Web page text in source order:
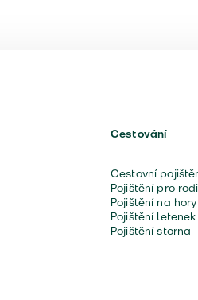
Cestování
Cestovní
Pojištění pro
Pojištění na hory
Pojištění letenek
Pojištění storna